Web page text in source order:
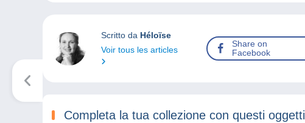
Scritto da Héloïse
Voir tous les articles
Share on
Facebook
Completa la tua collezione con questi oggetti